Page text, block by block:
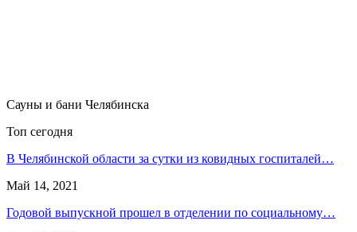
Сауны и бани Челябинска
Топ сегодня
В Челябинской области за сутки из ковидных госпиталей…
Май 14, 2021
Годовой выпускной прошел в отделении по социальному…